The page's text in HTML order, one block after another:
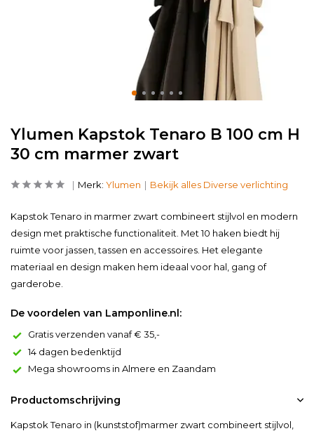
Ylumen Kapstok Tenaro B 100 cm H
30 cm marmer zwart
Merk: Ylumen Bekijk alles Diverse verlichting
Kapstok Tenaro in marmer zwart combineert stijlvol en modern
design met praktische functionaliteit. Met 10 haken biedt hij
ruimte voor jassen, tassen en accessoires. Het elegante
materiaal en design maken hem ideaal voor hal, gang of
garderobe.
De voordelen van Lamponline.nl:
Gratis verzenden vanaf € 35,-
14 dagen bedenktijd
Mega showrooms in Almere en Zaandam
Productomschrijving
Kapstok Tenaro in (kunststof)marmer zwart combineert stijlvol,